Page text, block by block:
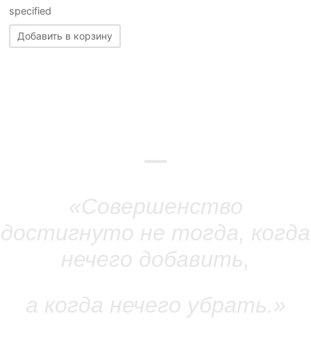
specified
Добавить в корзину
—
«Совершенство
достигнуто не тогда, когда
нечего добавить,
а когда нечего убрать.»